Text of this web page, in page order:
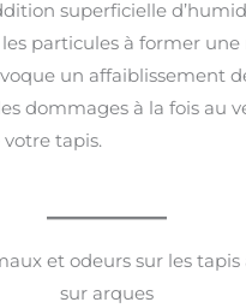
superficielle
particules à former une
un affaiblissement
dommages à la fois au
tapis.
et odeurs sur les tapis
sur arques